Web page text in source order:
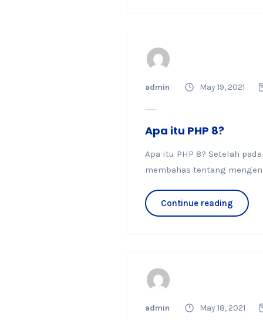
admin May 19, 2021
Apa itu PHP 8?
Apa itu PHP 8? Setelah
membahas tentang
Continue reading
admin May 18, 2021